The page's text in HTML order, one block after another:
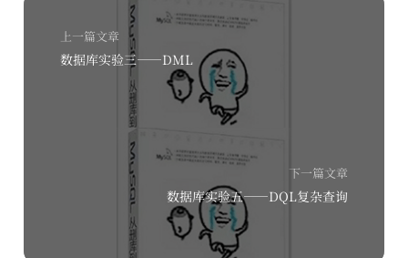
上一篇文章
数据库实验三——DML
下一篇文章
数据库实验五——DQL复杂查询